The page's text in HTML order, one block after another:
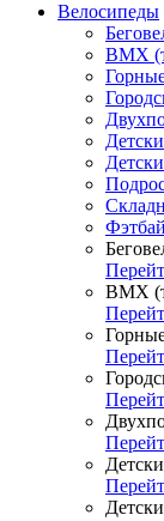
Велосипеды
ВМХ
ВМХ